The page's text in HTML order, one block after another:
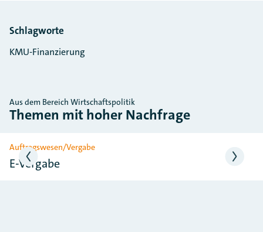
Schlagworte
KMU-Finanzierung
Aus dem Bereich Wirtschaftspolitik
Themen mit hoher Nachfrage
Slider überspringen
Auftragswesen/Vergabe
E-Vergabe